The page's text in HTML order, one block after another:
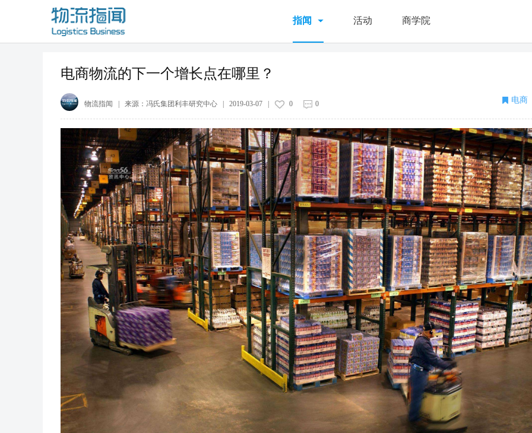
指闻 活动 商学院
电商物流的下一个增长点在哪里？
物流指闻 | 来源： 冯氏集团利丰研究中心 2019-03-07 0 0 电商